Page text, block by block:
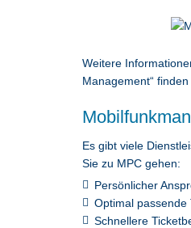
Weitere
Management“ finden
Es gibt viele
Sie zu MPC gehen:
Persönlicher
Optimal passende
Schnellere